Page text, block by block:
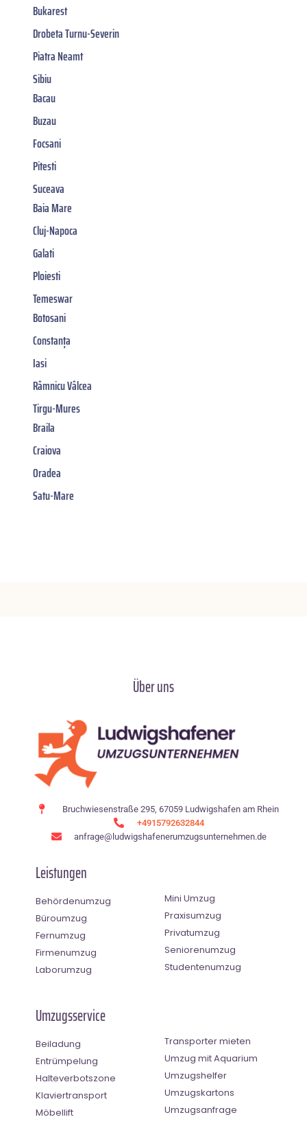
Bukarest
Drobeta Turnu-Severin
Piatra Neamt
Sibiu
Bacau
Buzau
Focsani
Pitesti
Suceava
Baia Mare
Cluj-Napoca
Galati
Ploiesti
Temeswar
Botosani
Constanța
Iasi
Râmnicu Vâlcea
Tirgu-Mures
Braila
Craiova
Oradea
Satu-Mare
Über uns
Bruchwiesenstraße 295, 67059 Ludwigshafen am Rhein
+4915792632844
anfrage@ludwigshafenerumzugsunternehmen.de
Leistungen
Behördenumzug
Büroumzug
Fernumzug
Firmenumzug
Laborumzug
Mini Umzug
Praxisumzug
Privatumzug
Seniorenumzug
Studentenumzug
Umzugsservice
Beiladung
Entrümpelung
Halteverbotszone
Klaviertransport
Möbellift
Transporter mieten
Umzug mit Aquarium
Umzugshelfer
Umzugskartons
Umzugsanfrage